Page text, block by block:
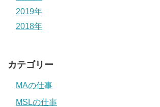
2019年
2018年
カテゴリー
MAの仕事
MSLの仕事